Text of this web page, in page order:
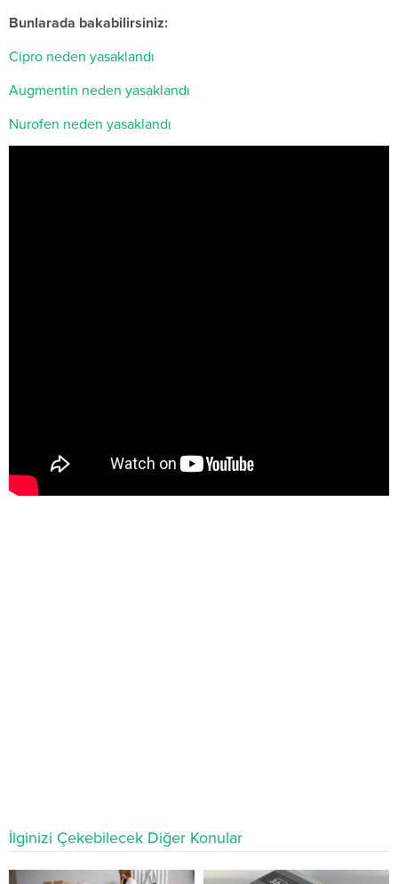
Bunlarada bakabilirsiniz:
Cipro neden yasaklandı
Augmentin neden yasaklandı
Nurofen neden yasaklandı
İlginizi Çekebilecek Diğer Konular